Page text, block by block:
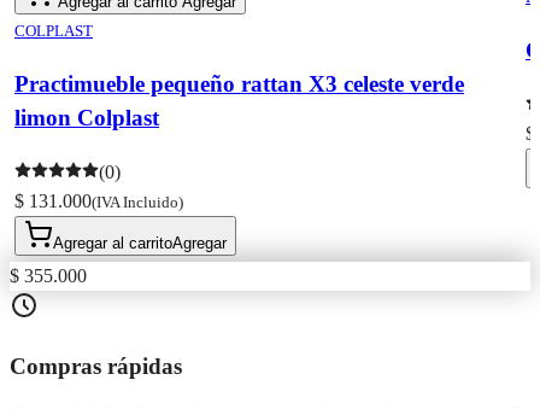
COLPLAST
Practimueble pequeño rattan X3 celeste verde
limon Colplast
(0)
$ 131.000(IVA Incluido)
Agregar al carritoAgregar
$
$ 355.000
Compras rápidas